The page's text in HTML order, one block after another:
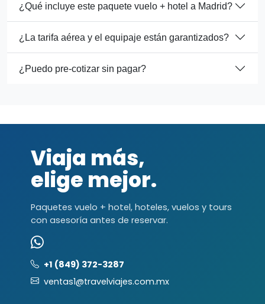
¿Qué incluye este paquete vuelo + hotel a Madrid?
¿La tarifa aérea y el equipaje están garantizados?
¿Puedo pre-cotizar sin pagar?
Viaja más,
elige mejor.
Paquetes vuelo + hotel, hoteles, vuelos y tours
con asesoría antes de reservar.
+1 (849) 372-3287
ventas1@travelviajes.com.mx